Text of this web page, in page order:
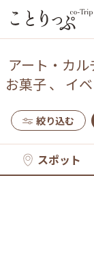
アート・カル
お菓子、 イ
絞り込む
スポット